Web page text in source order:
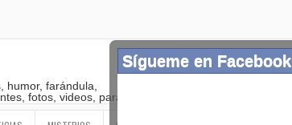
humor, farándula,
fotos, videos, paranormal
Sígueme en Facebook